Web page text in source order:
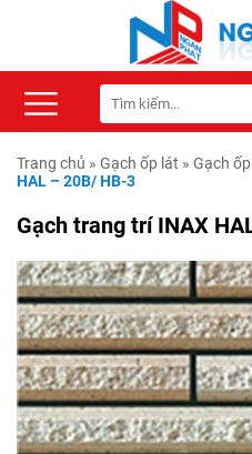
Trang chủ » Gạch ốp lát » Gạch
HAL – 20B/ HB-3
Gạch trang trí INAX